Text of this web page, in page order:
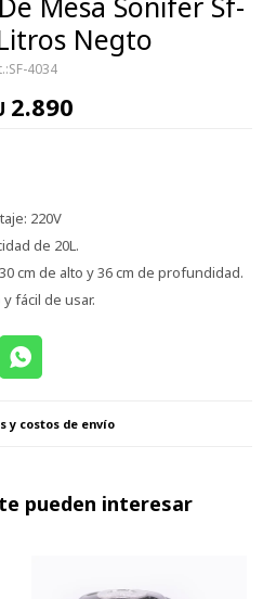
Negto
SF-4034
2.890
220V
de 20L.
cm de alto y 36 cm de profundidad.
fácil de usar.
y costos de envío
pueden interesar